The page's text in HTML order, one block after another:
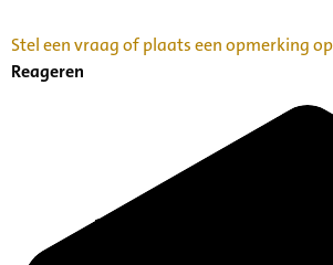
Stel een vraag of plaats een opmerking
Reageren